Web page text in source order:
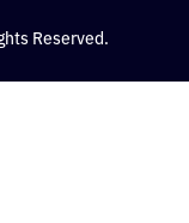
Reserved.